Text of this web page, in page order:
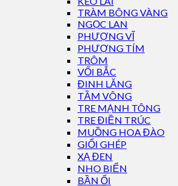
TRÀM BÔNG VÀNG
NGỌC LAN
PHƯỢNG VĨ
PHƯỢNG TÍM
TRÔM
VỐI BẮC
ĐINH LĂNG
TẦM VÔNG
TRE MẠNH TÔNG
TRE ĐIỀN TRÚC
MUỒNG HOA ĐÀO
GIỔI GHÉP
XẠ ĐEN
NHO BIỂN
BẦN ỔI